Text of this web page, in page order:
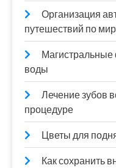
Организация
путешествий по
Магистральные
воды
Лечение зубов
процедуре
Цветы для
Как сохранить